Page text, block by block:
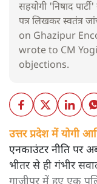
सहयोगी 'निषाद
पत्र लिखकर स्वतंत्र
on Ghazipur
wrote to CM
objections.
उत्तर प्रदेश में योगी
एनकाउंटर नीति पर
भीतर से ही गंभीर